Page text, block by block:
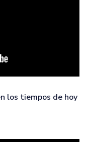
los tiempos de hoy